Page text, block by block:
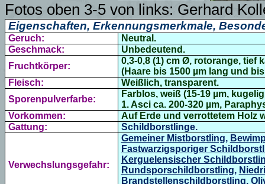
Fotos oben 3-5 von links: Gerhard
Eigenschaften, Erkennungsmerkmale,
Geruch:
Neutral.
Geschmack:
Unbedeutend.
Fruchtkörper:
0,3-0,8 (1) cm Ø, rotorange, tief
(Haare bis 1500 µm lang und
Fleisch:
Weißlich, transparent.
Sporenpulverfarbe:
Farblos, weiß (15-19 µm,
1. Asci ca. 200-320 µm,
Vorkommen:
Auf Erde und verrottetem Holz
Gattung:
Schildborstlinge.
Verwechslungsgefahr:
Gemeiner Mistborstling,
Fastwarzigsporiger
Kerguelensischer
Rundsporschildborstling,
Brandstellenschildborstling,